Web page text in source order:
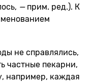
—прим. ред.). К
не справлялись,
частные пекарни,
например, каждая